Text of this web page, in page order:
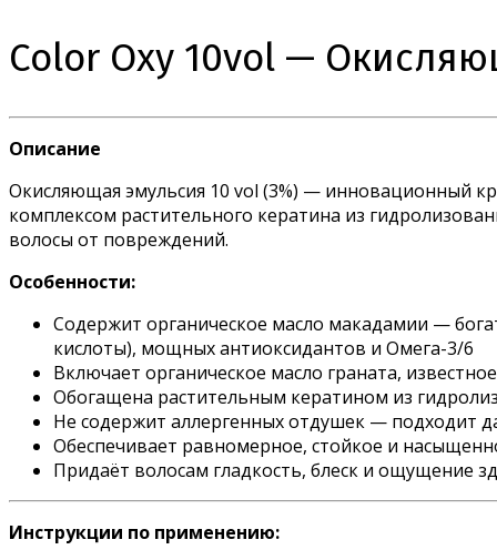
Color Oxy 10vol —
Описание
Окисляющая эмульсия 10 vol (3%) — инновационный
комплексом растительного кератина из
волосы от повреждений.
Особенности:
Содержит органическое масло макадамии —
кислоты), мощных антиоксидантов и Омега-3/6
Включает органическое масло граната,
Обогащена растительным кератином из
Не содержит аллергенных отдушек — подходит
Обеспечивает равномерное, стойкое и
Придаёт волосам гладкость, блеск и ощущение
Инструкции по применению: